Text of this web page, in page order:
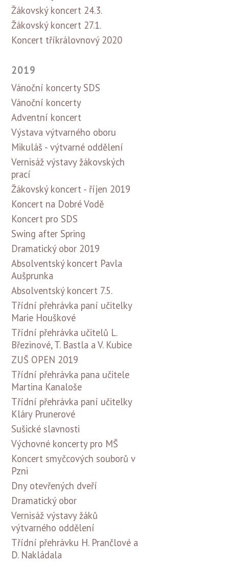
Žákovský koncert 24.3.
Žákovský koncert 27.1.
Koncert tříkrálovnový 2020
2019
Vánoční koncerty SDS
Vánoční koncerty
Adventní koncert
Výstava výtvarného oboru
Mikuláš - výtvarné oddělení
Vernisáž výstavy žákovských
prací
Žákovský koncert - říjen 2019
Koncert na Dobré Vodě
Koncert pro SDS
Swing after Spring
Dramatický obor 2019
Absolventský koncert Pavla
Aušprunka
Absolventský koncert 7.5.
Třídní přehrávka paní učitelky
Marie Houškové
Třídní přehrávka učitelů L.
Březinové, T. Bastla a V. Kubice
ZUŠ OPEN 2019
Třídní přehrávka pana učitele
Martina Kanaloše
Třídní přehrávka paní učitelky
Kláry Prunerové
Sušické slavnosti
Výchovné koncerty pro MŠ
Koncert smyčcových souborů v
Pzni
Dny otevřených dveří
Dramatický obor
Vernisáž výstavy žáků
výtvarného oddělení
Třídní přehrávku H. Prančlové a
D. Nakládala